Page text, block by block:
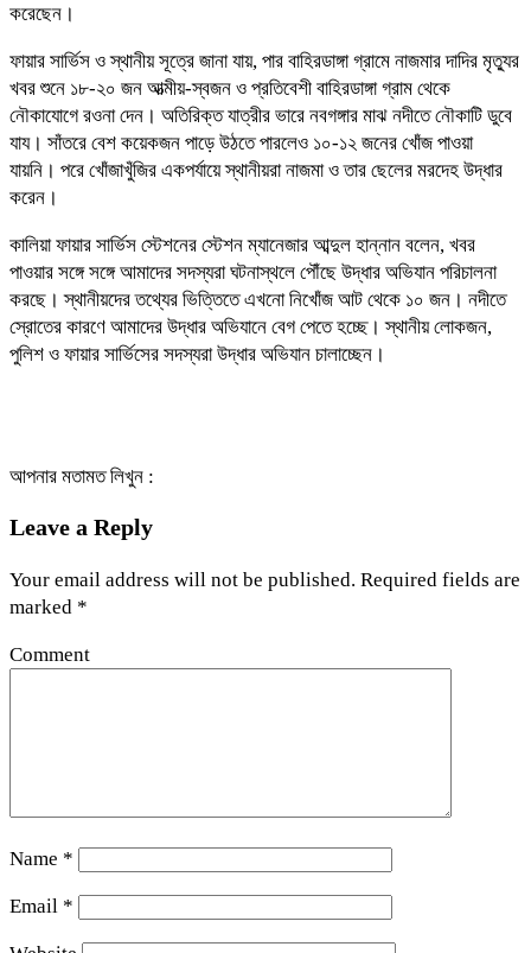
করেছেন।
ফায়ার সার্ভিস ও স্থানীয় সূত্রে জানা যায়, পার বাহিরডাঙ্গা গ্রামে নাজমার দাদির মৃত্যুর
খবর শুনে ১৮-২০ জন আত্মীয়-স্বজন ও প্রতিবেশী বাহিরডাঙ্গা গ্রাম থেকে
নৌকাযোগে রওনা দেন। অতিরিক্ত যাত্রীর ভারে নবগঙ্গার মাঝ নদীতে নৌকাটি ডুবে
যায। সাঁতরে বেশ কয়েকজন পাড়ে উঠতে পারলেও ১০-১২ জনের খোঁজ পাওয়া
যায়নি। পরে খোঁজাখুঁজির একপর্যায়ে স্থানীয়রা নাজমা ও তার ছেলের মরদেহ উদ্ধার
করেন।
কালিয়া ফায়ার সার্ভিস স্টেশনের স্টেশন ম্যানেজার আব্দুল হান্নান বলেন, খবর
পাওয়ার সঙ্গে সঙ্গে আমাদের সদস্যরা ঘটনাস্থলে পৌঁছে উদ্ধার অভিযান পরিচালনা
করছে। স্থানীয়দের তথ্যের ভিত্তিতে এখনো নিখোঁজ আট থেকে ১০ জন। নদীতে
স্রোতের কারণে আমাদের উদ্ধার অভিযানে বেগ পেতে হচ্ছে। স্থানীয় লোকজন,
পুলিশ ও ফায়ার সার্ভিসের সদস্যরা উদ্ধার অভিযান চালাচ্ছেন।
আপনার মতামত লিখুন :
Leave a Reply
Your email address will not be published. Required fields are
marked *
Comment
Name *
Email *